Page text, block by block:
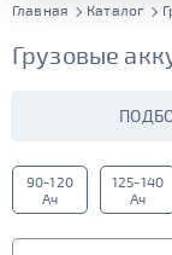
Главная Каталог
Грузовые
90-120
Ач
125-140
Ач